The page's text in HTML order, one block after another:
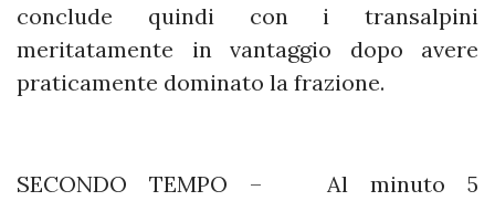
conclude quindi con i transalpini
meritatamente in vantaggio dopo avere
praticamente dominato la frazione.
SECONDO TEMPO – Al minuto 5